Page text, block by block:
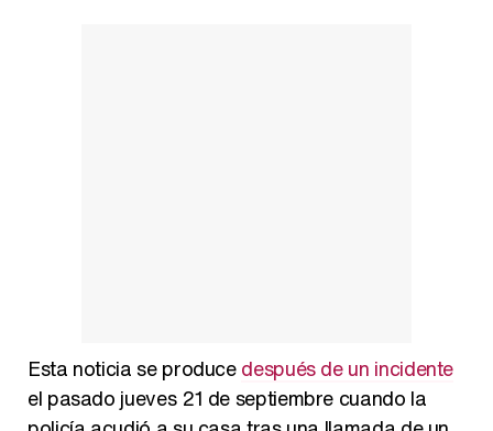
Esta noticia se producedespués de un incidente
el pasado jueves 21 de septiembre cuando la